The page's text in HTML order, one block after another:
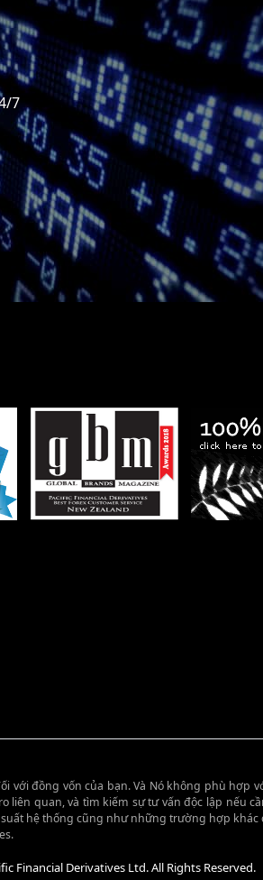
7
với đồng vốn của bạn. Và Nó không phù
quan, và tìm kiếm sự tư vấn độc lập nếu
hệ thống cũng như những trường hợp khác
Financial Derivatives Ltd. All Rights Reserved.